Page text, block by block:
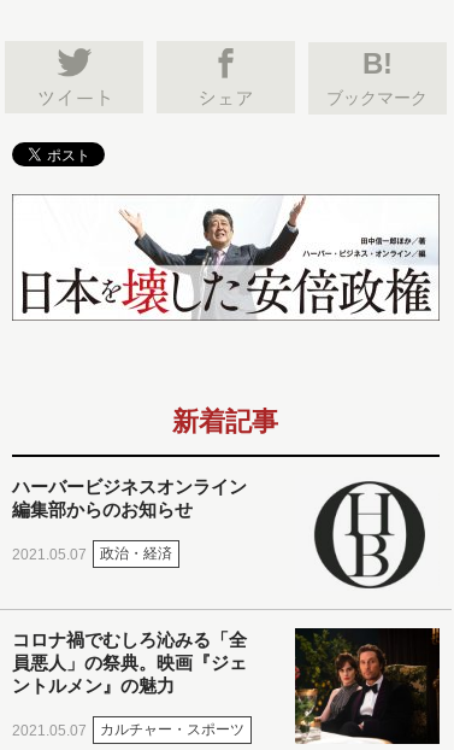
B!
ブックマーク
新着記事
ハーバービジネスオンライン
編集部からのお知らせ
2021.05.07 政治・経済
コロナ禍でむしろ沁みる「全
員悪人」の祭典。映画『ジェ
ントルメン』の魅力
2021.05.07 カルチャー・スポーツ